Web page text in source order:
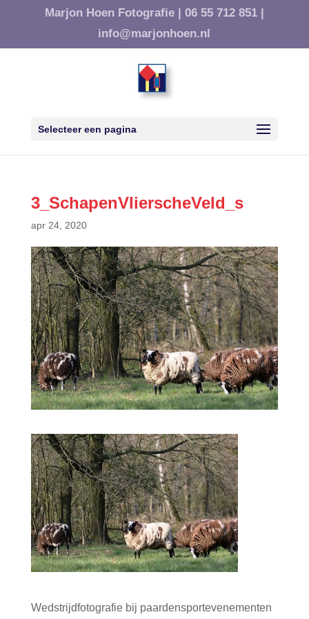
Marjon Hoen Fotografie | 06 55 712 851 |
info@marjonhoen.nl
Selecteer een pagina
3_SchapenVlierscheVeld_s
apr 24, 2020
Wedstrijdfotografie bij paardensportevenementen